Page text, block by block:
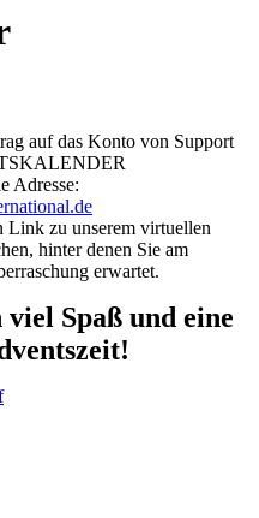
auf das Konto von Support
Adresse:
Link zu unserem virtuellen
hinter denen Sie am
erwartet.
Spaß und eine